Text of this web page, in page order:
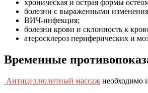
хроническая и острая формы
болезни с выраженными
ВИЧ-инфекция;
болезни крови и склонность к
атеросклероз периферических и
Временные
Антицеллюлитный массаж необходимо